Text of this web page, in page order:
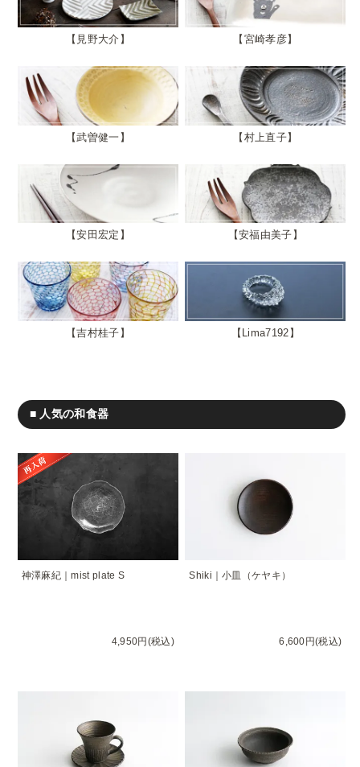
見野大介 宮崎孝彦
武曽健一 村上直子
安田宏定 安福由美子
吉村桂子 Lima7192
■ 人気の和食器
神澤麻紀｜mist plate S
4,950円(税込)
Shiki｜小皿（ケヤキ）
6,600円(税込)